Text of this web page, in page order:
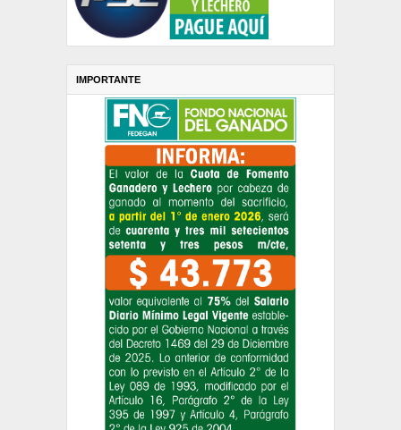
IMPORTANTE